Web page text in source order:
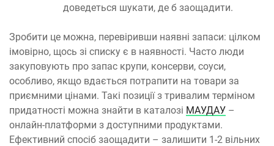
доведеться шукати, де б заощадити.
Зробити це можна, перевіривши наявні запаси: цілком
імовірно, щось зі списку є в наявності. Часто люди
закуповують про запас крупи, консерви, соуси,
особливо, якщо вдається потрапити на товари за
приємними цінами. Такі позиції з тривалим терміном
придатності можна знайти в каталозі МАУДАУ –
онлайн-платформи з доступними продуктами.
Ефективний спосіб заощадити – залишити 1-2 вільних